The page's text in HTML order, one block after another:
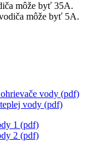
môže byť 35A.
môže byť 5A.
vody (pdf)
vody (pdf)
1 (pdf)
2 (pdf)